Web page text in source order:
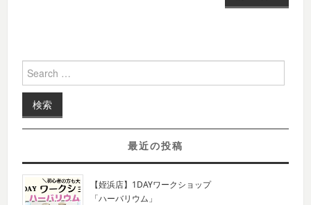
Search for:
最近の投稿
【姪浜店】1DAYワークショップ
「ハーバリウム」